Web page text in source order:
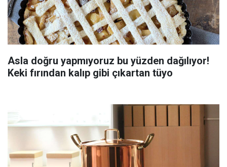
Asla doğru yapmıyoruz bu yüzden dağılıyor!
Keki fırından kalıp gibi çıkartan tüyo